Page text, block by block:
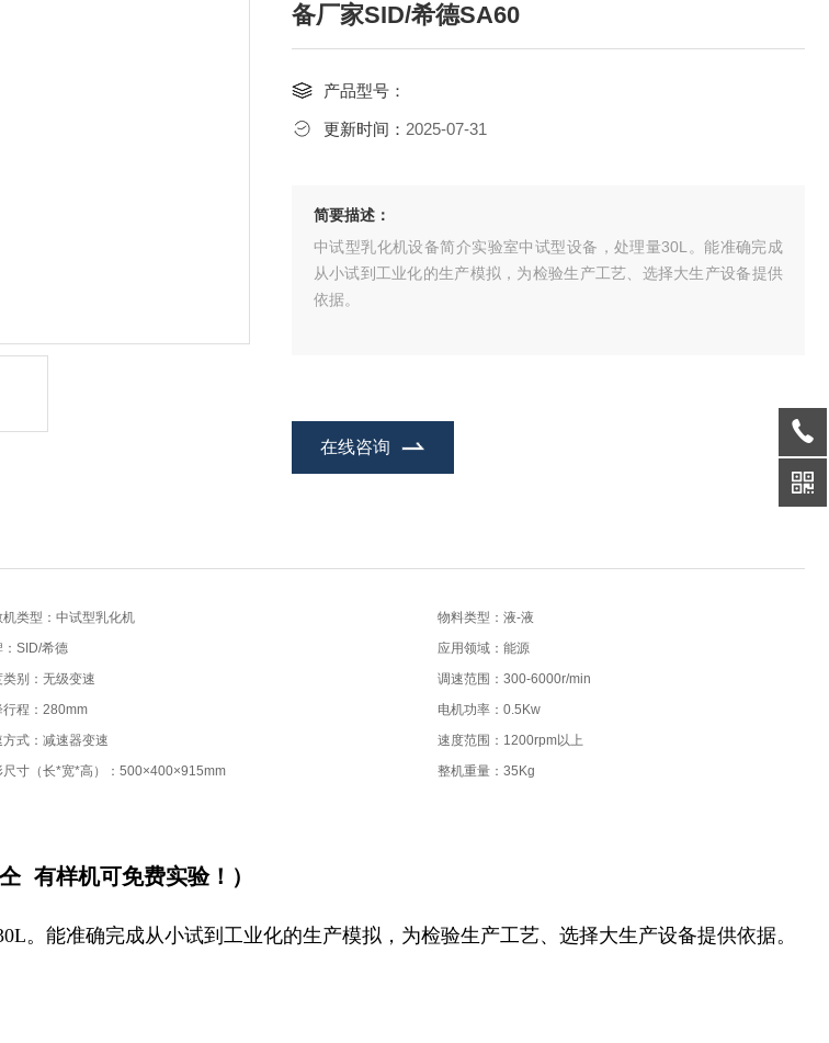
备厂家SID/希德SA60
产品型号：
更新时间： 2025-07-31
简要描述：
中试型乳化机设备简介实验室中试型设备，处理量30L。能准确完成
从小试到工业化的生产模拟，为检验生产工艺、选择大生产设备提供
依据。
在线咨询
机类型：中试型乳化机
物料类型：液-液
：SID/希德
应用领域：能源
类别：无级变速
调速范围：300-6000r/min
行程：280mm
电机功率：0.5Kw
方式：减速器变速
速度范围：1200rpm以上
尺寸（长*宽*高）：500×400×915mm
整机重量：35Kg
有样机可免费实验！）
。能准确完成从小试到工业化的生产模拟，为检验生产工艺、选择大生产设备提供依据。